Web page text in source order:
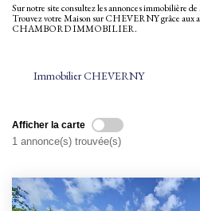
Nous
Créer une alerte
Sur notre site consultez les annonces immobilière
Trouvez votre Maison sur CHEVERNY grâce aux
CHAMBORD IMMOBILIER.
Immobilier CHEVERNY
Afficher la carte
1 annonce(s) trouvée(s)